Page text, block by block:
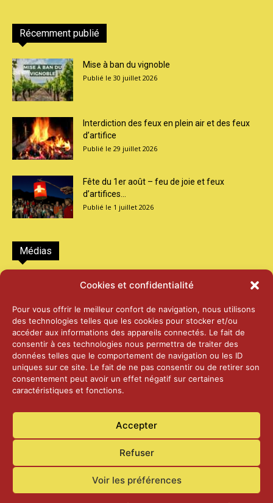
Cookies et confidentialité
Pour vous offrir le meilleur confort de navigation, nous utilisons
des technologies telles que les cookies pour stocker et/ou
accéder aux informations des appareils connectés. Le fait de
consentir à ces technologies nous permettra de traiter des
données telles que le comportement de navigation ou les ID
uniques sur ce site. Le fait de ne pas consentir ou de retirer son
consentement peut avoir un effet négatif sur certaines
caractéristiques et fonctions.
Accepter
Refuser
Voir les préférences
Récemment publié
Mise à ban du vignoble
30 juillet 2026
Interdiction des feux en plein air et des feux
d’artifice
29 juillet 2026
Fête du 1er août – feu de joie et feux
d’artifices...
1 juillet 2026
Médias
2026 – Laiterie d’Orsières et Abbaye de St-
25 juin 2026
2025 – Palais Fédéral – Berne
25 juin 2026
14 janvier 2025
Actualités Contact Confidentialité